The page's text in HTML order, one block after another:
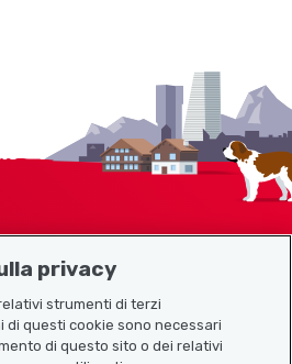
privacy
strumenti di terzi
di questi cookie sono necessari
di questo sito o dei relativi